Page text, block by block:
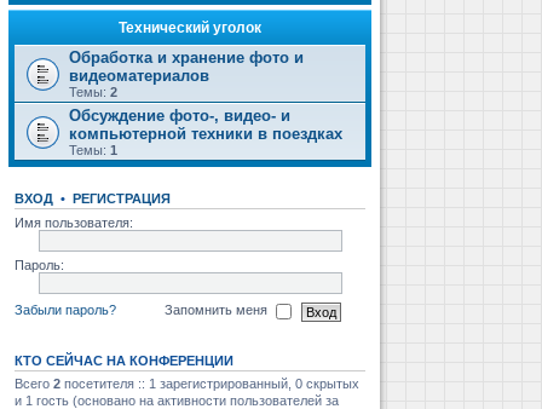
Технический уголок
Обработка и хранение фото и
видеоматериалов
Темы: 2
Обсуждение фото-, видео- и
компьютерной техники в поездках
Темы: 1
ВХОД • РЕГИСТРАЦИЯ
Имя пользователя:
Пароль:
Забыли пароль? Запомнить меня
КТО СЕЙЧАС НА КОНФЕРЕНЦИИ
Всего 2 посетителя :: 1 зарегистрированный, 0 скрытых
и 1 гость (основано на активности пользователей за